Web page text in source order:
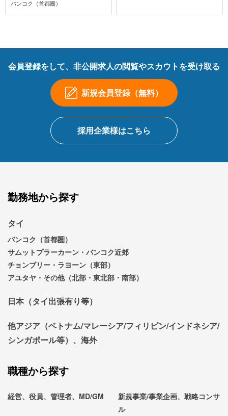
バンコク（首都圏）
会員登録をして、非公開求人の閲覧やスカウトを受け取る
新規会員登録（無料）
採用企業様はこちら
勤務地から探す
タイ
バンコク（首都圏）
サムットプラーカーン・バンコク近郊
チョンブリー・ラヨーン（東部）
アユタヤ・その他（北部・東北部・南部）
日本（タイ出張有り等）
他アジア（ベトナム/マレーシア/フィリピン/インドネシア/
シンガポール等）、海外
職種から探す
経営、役員、管理者、MD/GM
新規事業/事業企画、戦略コンサ
ル